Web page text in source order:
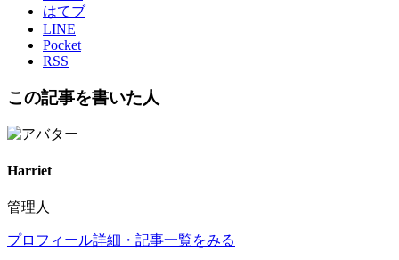
はてブ
LINE
Pocket
RSS
この記事を書いた人
Harriet
管理人
プロフィール詳細・記事一覧をみる